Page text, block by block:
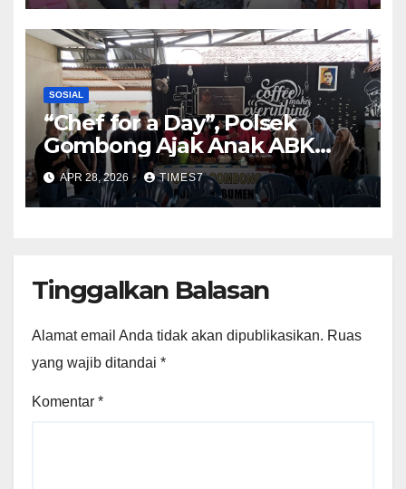
Bhayangkara ke-80
SOSIAL
“Chef for a Day”, Polsek
Gombong Ajak Anak ABK
Masak dan Makan Bersama
APR 28, 2026 TIMES7
Tinggalkan Balasan
Alamat email Anda tidak akan dipublikasikan. Ruas
yang wajib ditandai *
Komentar *